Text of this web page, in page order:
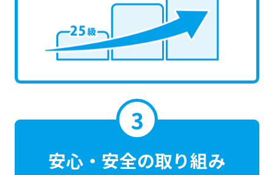
安心・安全の取り組み
of
this
website
be
translated
mechanically,
it